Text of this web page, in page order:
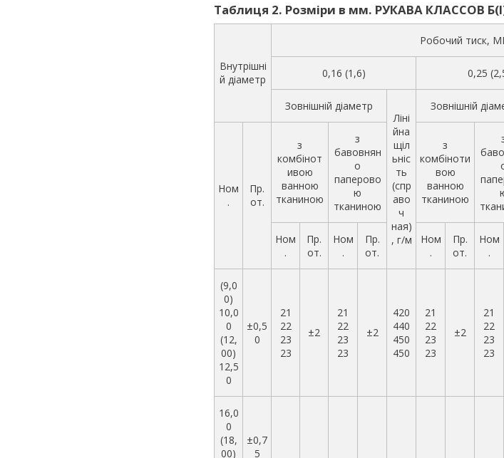
Таблиця 2. Розміри в мм. РУКАВА КЛАССОВ
Внутрішні
й діаметр
Робочий тиск,
0,16 (1,6) 0,25
Зовнішній діаметр
Ліні
йна
щіл
ьніс
ть
(спр
аво
ч
ная)
, г/м
Зовнішній
Ном
.
Пр.
от.
з
комбінот
ивою
ванною
тканиною
з
бавовнян
о
паперово
ю
тканиною
з
комбіноти
вою
ванною
тканиною
Ном
.
Пр.
от.
Ном
.
Пр.
от.
Ном
.
Пр.
от.
Ном
.
(9,0
0)
10,0
0
(12,
00)
12,5
0
±0,5
0
21
22
23
23
±2
21
22
23
23
±2
420
440
450
450
21
22
23
23
±2
21
22
23
23
16,0
0
(18,
00)
±0,7
5